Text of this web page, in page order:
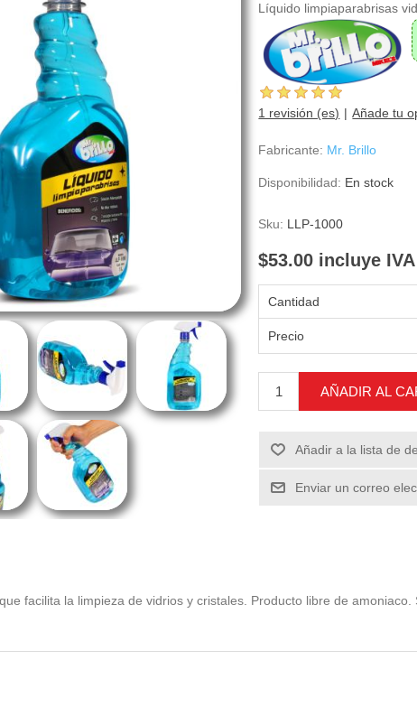
Líquido limpiaparabrisas
1 revisión (es) Añade tu
Fabricante: Mr. Brillo
Disponibilidad: En stock
Sku: LLP-1000
$53.00 incluye IVA
Cantidad
Precio
AÑADIR AL
Añadir a la lista de
Enviar un correo
facilita la limpieza de vidrios y cristales. Producto libre de